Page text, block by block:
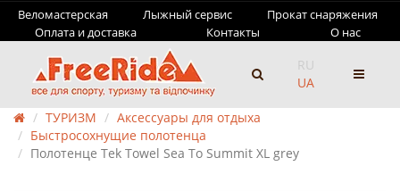
Веломастерская Лыжный сервис
Прокат снаряжения
Оплата и доставка
Контакты О нас
RU
UA
ТУРИЗМ
Аксессуары для отдыха
Быстросохнущие полотенца
Полотенце Tek Towel Sea To Summit XL grey